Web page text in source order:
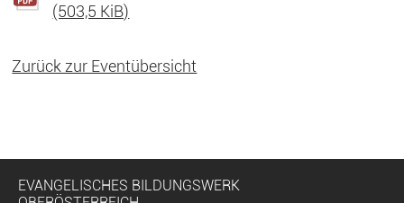
(503,5 KiB)
Zurück zur Eventübersicht
EVANGELISCHES BILDUNGSWERK